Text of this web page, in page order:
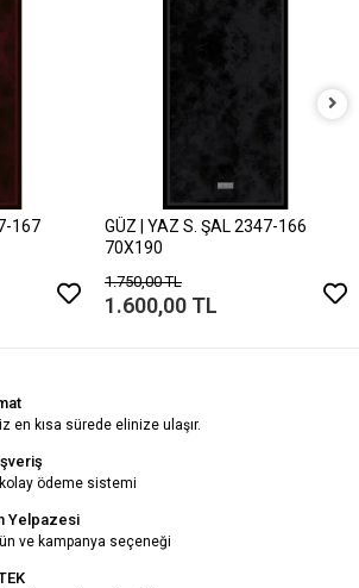
167
GÜZ | YAZ S. ŞAL 2347-166
70X190
1.750,00 TL
1.600,00 TL
en kısa sürede elinize ulaşır.
ödeme sistemi
Yelpazesi
ve kampanya seçeneği